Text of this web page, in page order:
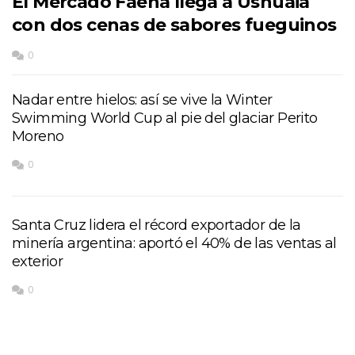
con dos cenas de sabores fueguinos
0
Nadar entre hielos: así se vive la Winter
Swimming World Cup al pie del glaciar Perito
Moreno
0
Santa Cruz lidera el récord exportador de la
minería argentina: aportó el 40% de las ventas al
exterior
0